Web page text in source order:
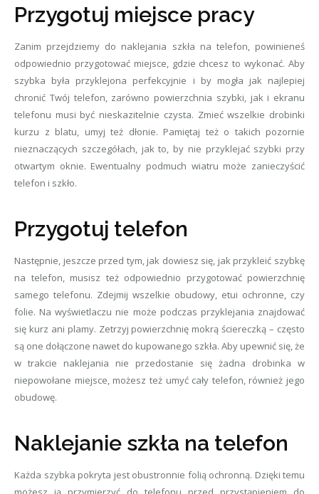
Przygotuj miejsce pracy
Zanim przejdziemy do naklejania szkła na telefon, powinieneś
odpowiednio przygotować miejsce, gdzie chcesz to wykonać. Aby
szybka była przyklejona perfekcyjnie i by mogła jak najlepiej
chronić Twój telefon, zarówno powierzchnia szybki, jak i ekranu
telefonu musi być nieskazitelnie czysta. Zmieć wszelkie drobinki
kurzu z blatu, umyj też dłonie. Pamiętaj też o takich pozornie
nieznaczących szczegółach, jak to, by nie przyklejać szybki przy
otwartym oknie. Ewentualny podmuch wiatru może zanieczyścić
telefon i szkło.
Przygotuj telefon
Następnie, jeszcze przed tym, jak dowiesz się, jak przykleić szybkę
na telefon, musisz też odpowiednio przygotować powierzchnię
samego telefonu. Zdejmij wszelkie obudowy, etui ochronne, czy
folie. Na wyświetlaczu nie może podczas przyklejania znajdować
się kurz ani plamy. Zetrzyj powierzchnię mokrą ściereczką – często
są one dołączone nawet do kupowanego szkła. Aby upewnić się, że
w trakcie naklejania nie przedostanie się żadna drobinka w
niepowołane miejsce, możesz też umyć cały telefon, również jego
obudowę.
Naklejanie szkła na telefon
Każda szybka pokryta jest obustronnie folią ochronną. Dzięki temu